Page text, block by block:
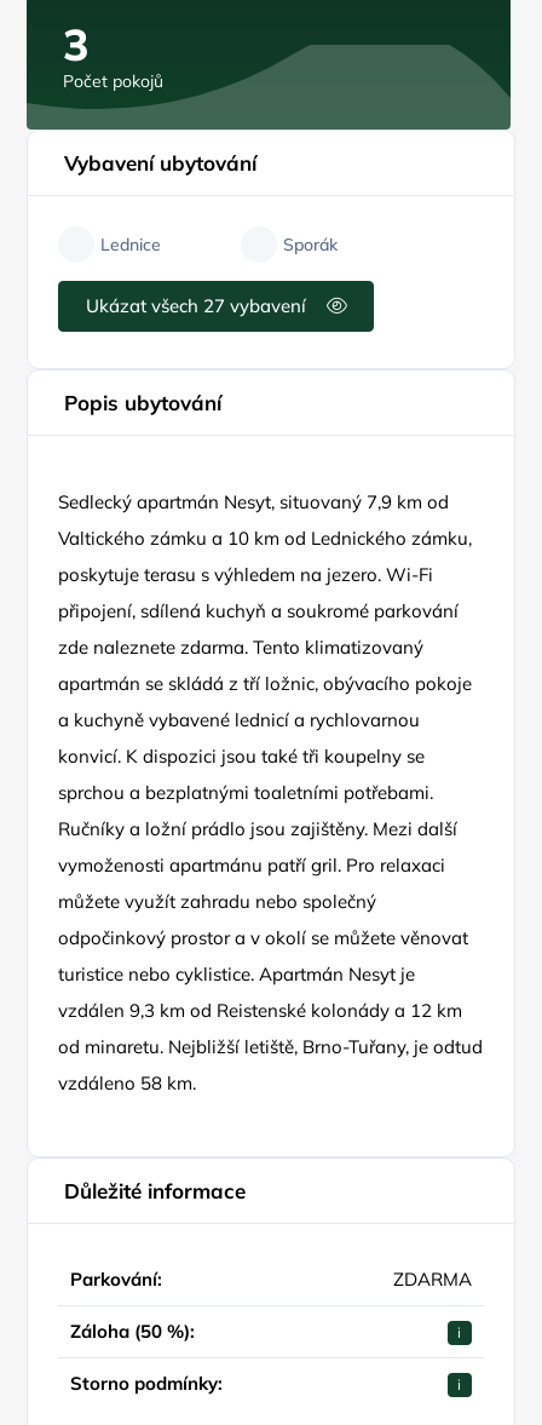
3
Počet pokojů
Vybavení ubytování
Lednice Sporák
Ukázat všech 27 vybavení
Popis ubytování
Sedlecký apartmán Nesyt, situovaný 7,9 km od
Valtického zámku a 10 km od Lednického zámku,
poskytuje terasu s výhledem na jezero. Wi-Fi
připojení, sdílená kuchyň a soukromé parkování
zde naleznete zdarma. Tento klimatizovaný
apartmán se skládá z tří ložnic, obývacího pokoje
a kuchyně vybavené lednicí a rychlovarnou
konvicí. K dispozici jsou také tři koupelny se
sprchou a bezplatnými toaletními potřebami.
Ručníky a ložní prádlo jsou zajištěny. Mezi další
vymoženosti apartmánu patří gril. Pro relaxaci
můžete využít zahradu nebo společný
odpočinkový prostor a v okolí se můžete věnovat
turistice nebo cyklistice. Apartmán Nesyt je
vzdálen 9,3 km od Reistenské kolonády a 12 km
od minaretu. Nejbližší letiště, Brno-Tuřany, je odtud
vzdáleno 58 km.
Důležité informace
Parkování: ZDARMA
Záloha (50 %): i
Storno podmínky: i